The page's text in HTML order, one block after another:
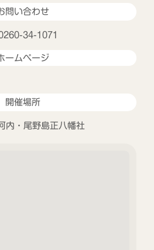
問い合わせ
34-1071
ームページ
開催場所
・尾野島正八幡社